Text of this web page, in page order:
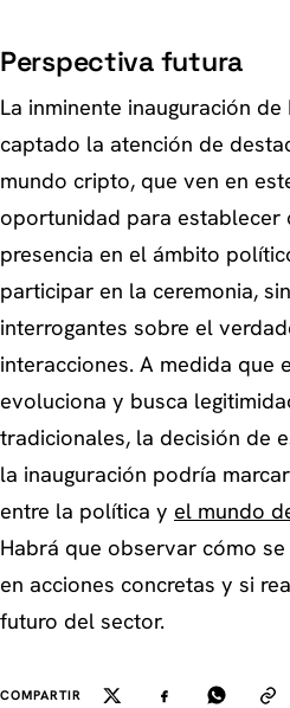
Perspectiva futura
La inminente inauguración
captado la atención de
mundo cripto, que ven en
oportunidad para establecer
presencia en el ámbito
participar en la ceremonia,
interrogantes sobre el
interacciones. A medida que
evoluciona y busca
tradicionales, la decisión de
la inauguración podría
entre la política y el mundo
Habrá que observar cómo
en acciones concretas y si
futuro del sector.
COMPARTIR